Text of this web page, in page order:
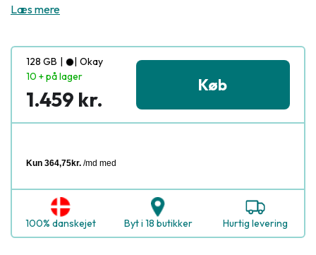
Læs mere
128 GB | | Okay
10 + på lager
1.459 kr.
Køb
100% danskejet Byt i 18 butikker Hurtig levering